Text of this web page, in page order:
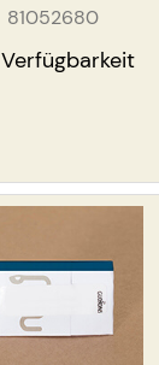
81052680
Verfügbarkeit